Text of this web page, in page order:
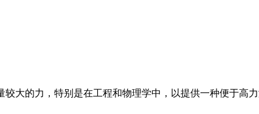
大的力，特别是在工程和物理学中，以提供一种便于高